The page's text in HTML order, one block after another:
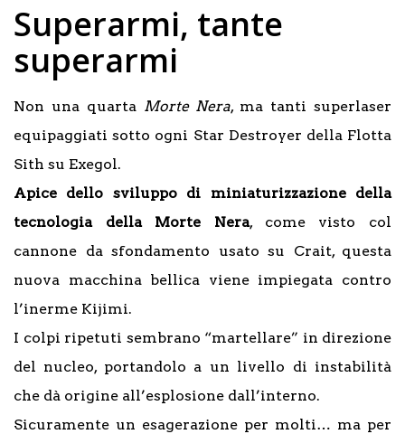
Superarmi, tante
superarmi
Non una quarta Morte Nera, ma tanti superlaser
equipaggiati sotto ogni Star Destroyer della Flotta
Sith su Exegol.
Apice dello sviluppo di miniaturizzazione della
tecnologia della Morte Nera, come visto col
cannone da sfondamento usato su Crait, questa
nuova macchina bellica viene impiegata contro
l’inerme Kijimi.
I colpi ripetuti sembrano “martellare” in direzione
del nucleo, portandolo a un livello di instabilità
che dà origine all’esplosione dall’interno.
Sicuramente un esagerazione per molti… ma per